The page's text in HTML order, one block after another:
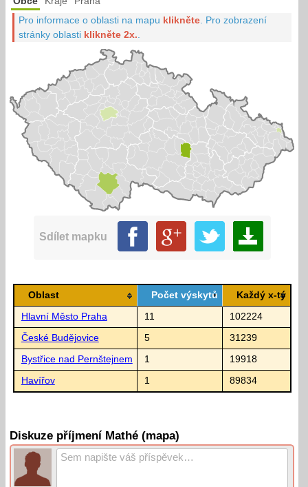
Pro informace o oblasti na mapu klikněte Pro zobrazení
stránky oblasti klikněte 2x.
Sdílet mapku
Oblast Počet výskytů Každý x-tý
Hlavní Město Praha 11 102224
České Budějovice 5 31239
Bystřice nad Pernštejnem 1 19918
Havířov 1 89834
Diskuze příjmení Mathé (mapa)